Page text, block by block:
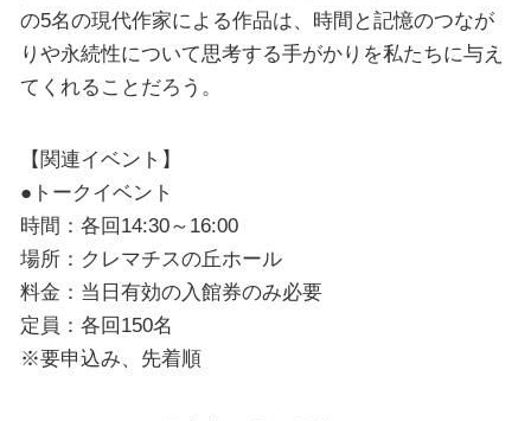
の5名の現代作家による作品は、時間と記憶のつなが
りや永続性について思考する手がかりを私たちに与え
てくれることだろう。
【関連イベント】
●トークイベント
時間：各回14:30～16:00
場所：クレマチスの丘ホール
料金：当日有効の入館券のみ必要
定員：各回150名
※要申込み、先着順